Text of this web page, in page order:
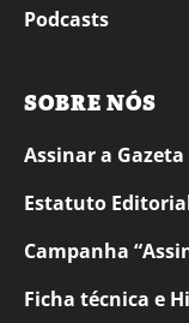
Podcasts
SOBRE NÓS
Assinar a Gazeta
Estatuto
Campanha
Ficha técnica e